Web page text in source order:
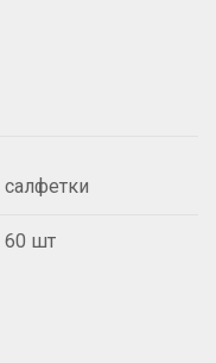
салфетки
60 шт